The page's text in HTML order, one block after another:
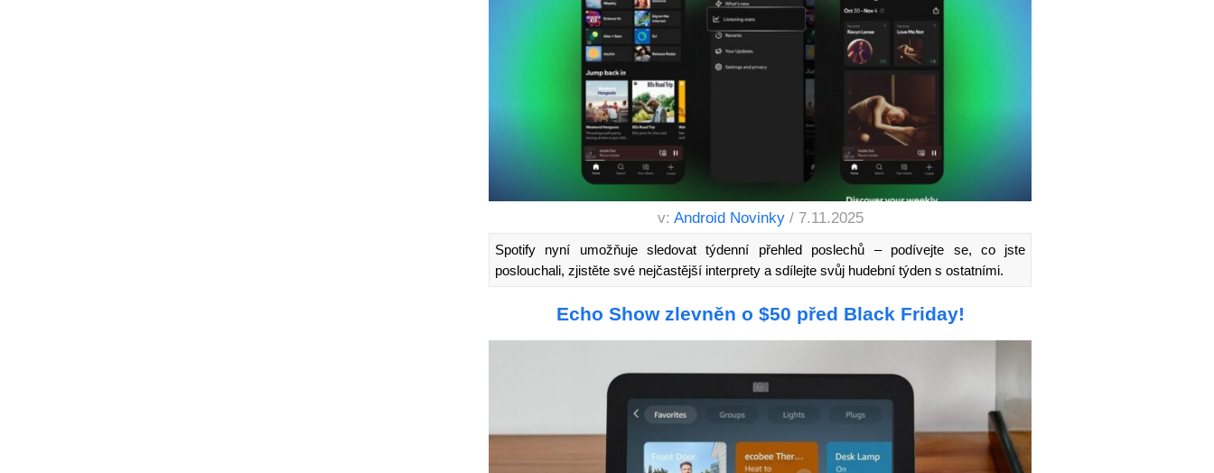
v: Android Novinky / 7.11.2025
Spotify nyní umožňuje sledovat týdenní přehled poslechů – podívejte se, co jste
poslouchali, zjistěte své nejčastější interprety a sdílejte svůj hudební týden s ostatními.
Echo Show zlevněn o $50 před Black Friday!